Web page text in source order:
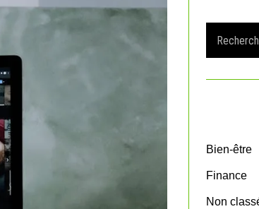
a
r
oBien-être
Finance
Non